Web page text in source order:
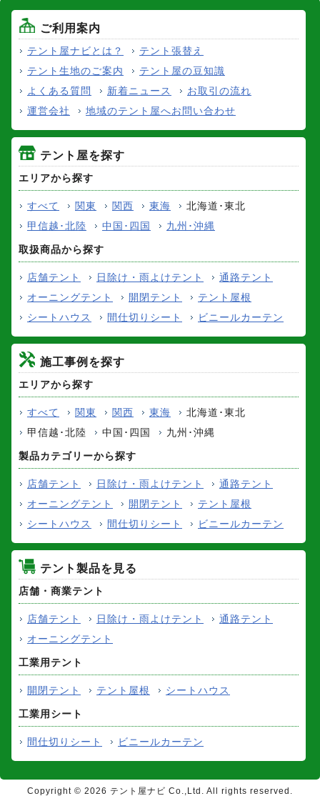
ご利用案内
テント屋ナビとは？
テント張替え
テント生地のご案内
テント屋の豆知識
よくある質問
新着ニュース
お取引の流れ
運営会社
地域のテント屋へお問い合わせ
テント屋を探す
エリアから探す
すべて 関東 関西 東海
北海道･東北
甲信越･北陸
中国･四国 九州･沖縄
取扱商品から探す
店舗テント 日除け・雨よけテント
通路テント
オーニングテント
開閉テント
テント屋根
シートハウス
間仕切りシート ビニールカーテン
施工事例を探す
エリアから探す
すべて 関東 関西 東海
北海道･東北
甲信越･北陸
中国･四国 九州･沖縄
製品カテゴリーから探す
店舗テント 日除け・雨よけテント
通路テント
オーニングテント
開閉テント
テント屋根
シートハウス
間仕切りシート ビニールカーテン
テント製品を見る
店舗・商業テント
店舗テント 日除け・雨よけテント
通路テント
オーニングテント
工業用テント
開閉テント テント屋根 シートハウス
工業用シート
間仕切りシート ビニールカーテン
Copyright © 2026 テント屋ナビ Co.,Ltd. All rights reserved.